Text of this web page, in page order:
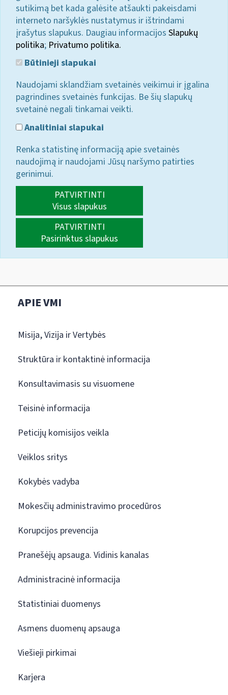
sutikimą bet kada galėsite atšaukti pakeisdami
interneto naršyklės nustatymus ir ištrindami
įrašytus slapukus. Daugiau informacijos Slapukų
politika; Privatumo politika.
Būtinieji slapukai
Naudojami sklandžiam svetainės veikimui ir įgalina
pagrindines svetainės funkcijas. Be šių slapukų
svetainė negali tinkamai veikti.
Analitiniai slapukai
Renka statistinę informaciją apie svetainės
naudojimą ir naudojami Jūsų naršymo patirties
gerinimui.
PATVIRTINTI
Visus slapukus
PATVIRTINTI
Pasirinktus slapukus
APIE VMI
Misija, Vizija ir Vertybės
Struktūra ir kontaktinė informacija
Konsultavimasis su visuomene
Teisinė informacija
Peticijų komisijos veikla
Veiklos sritys
Kokybės vadyba
Mokesčių administravimo procedūros
Korupcijos prevencija
Pranešėjų apsauga. Vidinis kanalas
Administracinė informacija
Statistiniai duomenys
Asmens duomenų apsauga
Viešieji pirkimai
Karjera